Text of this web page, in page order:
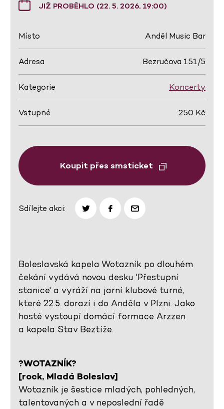
JIŽ PROBĚHLO (22. 5. 2026, 19:00)
Místo Anděl Music Bar
Adresa Bezručova 151/5
Kategorie Koncerty
Vstupné 250 Kč
Koupit přes smsticket
Sdílejte akci:
Boleslavská kapela Wotazník po dlouhém
čekání vydává novou desku 'Přestupní
stanice' a vyráží na jarní klubové turné,
které 22.5. dorazí i do Anděla v Plzni. Jako
hosté vystoupí domácí formace Arzzen
a kapela Stav Beztíže.
?WOTAZNÍK?
[rock, Mladá Boleslav]
Wotazník je šestice mladých, pohledných,
talentovaných a v neposlední řadě